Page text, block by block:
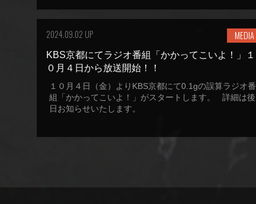
2024.09.02 UP MEDIA
KBS京都にてラジオ番組「かかってこいよ！」１
０月４日から放送開始！！
１０月４日（金）よりKBS京都にて0.1gの誤算ラジオ番
組「かかってこいよ！」がスタートします。 詳細は後
日お知らせいたします。